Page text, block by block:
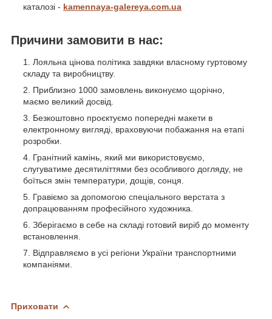
каталозі - kamennaya-galereya.com.ua
Причини замовити в нас:
Лояльна цінова політика завдяки власному гуртовому
складу та виробництву.
Приблизно 1000 замовлень виконуємо щорічно,
маємо великий досвід.
Безкоштовно проєктуємо попередні макети в
електронному вигляді, враховуючи побажання на етапі
розробки.
Гранітний камінь, який ми використовуємо,
слугуватиме десятиліттями без особливого догляду, не
боїться змін температури, дощів, сонця.
Гравіємо за допомогою спеціального верстата з
допрацюванням професійного художника.
Зберігаємо в себе на складі готовий виріб до моменту
встановлення.
Відправляємо в усі регіони України транспортними
компаніями.
Приховати